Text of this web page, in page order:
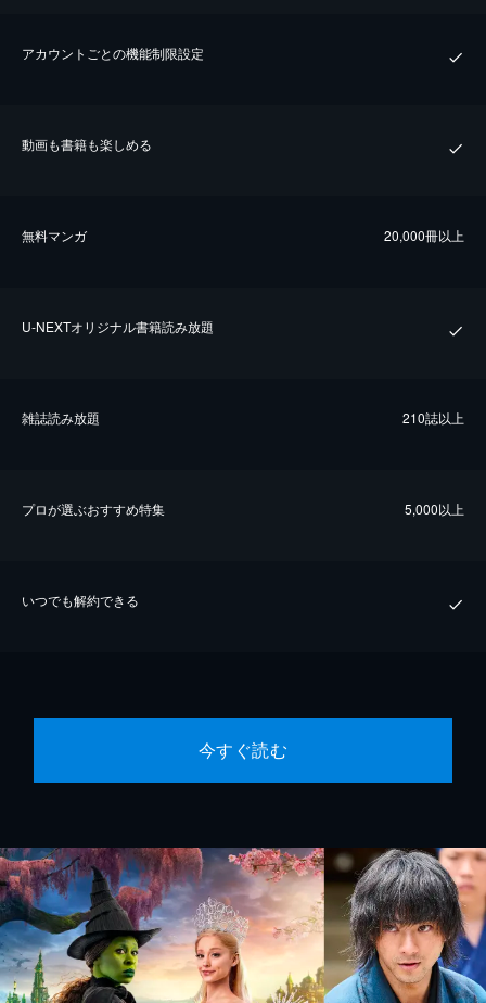
アカウントごとの機能制限設定
動画も書籍も楽しめる
無料マンガ 20,000冊以上
U-NEXTオリジナル書籍読み放題
雑誌読み放題 210誌以上
プロが選ぶおすすめ特集 5,000以上
いつでも解約できる
今すぐ読む